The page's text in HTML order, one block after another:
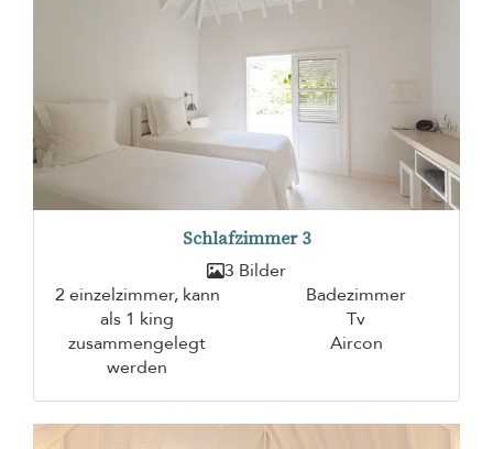
Schlafzimmer 3
3 Bilder
2 einzelzimmer, kann
als 1 king
zusammengelegt
werden
Badezimmer
Tv
Aircon